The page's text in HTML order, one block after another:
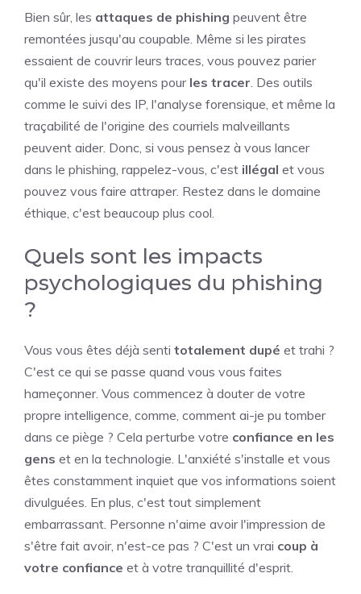
Bien sûr, les attaques de phishing peuvent être
remontées jusqu'au coupable. Même si les pirates
essaient de couvrir leurs traces, vous pouvez parier
qu'il existe des moyens pour les tracer . Des outils
comme le suivi des IP, l'analyse forensique, et même la
traçabilité de l'origine des courriels malveillants
peuvent aider. Donc, si vous pensez à vous lancer
dans le phishing, rappelez-vous, c'est illégal et vous
pouvez vous faire attraper. Restez dans le domaine
éthique, c'est beaucoup plus cool.
Quels sont les impacts
psychologiques du phishing
?
Vous vous êtes déjà senti totalement dupé et trahi ?
C'est ce qui se passe quand vous vous faites
hameçonner. Vous commencez à douter de votre
propre intelligence, comme, comment ai-je pu tomber
dans ce piège ? Cela perturbe votre confiance en les
gens et en la technologie. L'anxiété s'installe et vous
êtes constamment inquiet que vos informations soient
divulguées. En plus, c'est tout simplement
embarrassant. Personne n'aime avoir l'impression de
s'être fait avoir, n'est-ce pas ? C'est un vrai coup à
votre confiance et à votre tranquillité d'esprit.